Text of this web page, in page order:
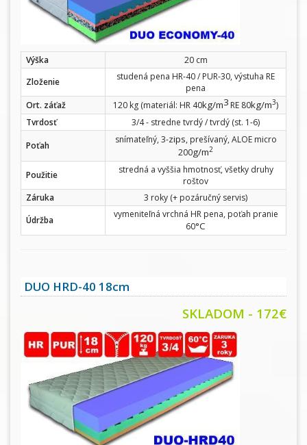
Výška
20 cm
Zloženie
studená pena HR-40 / PUR-30, výstuha RE
pena
Ort. záťaž
120 kg (materiál: HR 40kg/m3 RE 80kg/m3)
Tvrdosť
3/4 - stredne tvrdý / tvrdý (st. 1-6)
Poťah
snímateľný, 3-zips, prešívaný, ALOE micro
200g/m2
Použitie
stredná a vyššia hmotnosť, všetky druhy
roštov
Záruka
3 roky (+ pozáručný servis)
Údržba
vymeniteľná vrchná HR pena, poťah pranie
60°C
DUO HRD-40 18cm
SKLADOM - 172€